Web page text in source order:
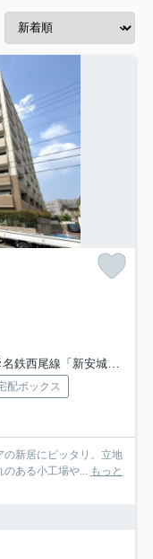
名鉄西尾線「新安城」駅 徒歩10分
配ボックス
の新居にピッタリ。立地
のある小工場や... もっと